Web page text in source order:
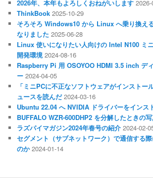
2026年、本年もよろしくおねがいします 2026-
ThinkBook 2025-10-29
そろそろ Windows10 から Linux へ乗り換え
なりました 2025-06-28
Linux 使いになりたい人向けの Intel N100 ミ
開発環境 2024-08-16
Raspberry Pi 用 OSOYOO HDMI 3.5 inch デ
ー 2024-04-05
「ミニPCに不正なソフトウェアがインストー
ュースを読んだ 2024-03-16
Ubuntu 22.04 へ NVIDIA ドライバーをインス
BUFFALO WZR-600DHP2 を分解したときの
ラズパイマガジン2024年春号の紹介 2024-02-
セグメント（サブネットワーク）で通信する
のか 2024-01-14